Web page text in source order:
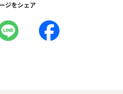
ジをシェア